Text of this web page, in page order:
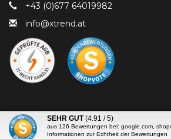
+43 (0)677 64019982
info@xtrend.at
© Copyright 2026 Piercing-Trend.com -
SEHR GUT (4.91 / 5)
aus 126 Bewertungen bei: google.com,
Informationen zur Echtheit der Bewertungen